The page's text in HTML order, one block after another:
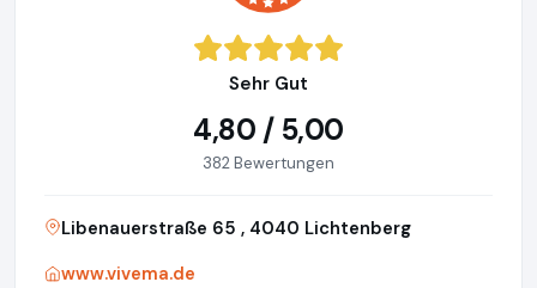
Sehr Gut
4,80 / 5,00
382 Bewertungen
Libenauerstraße 65 , 4040 Lichtenberg
www.vivema.de